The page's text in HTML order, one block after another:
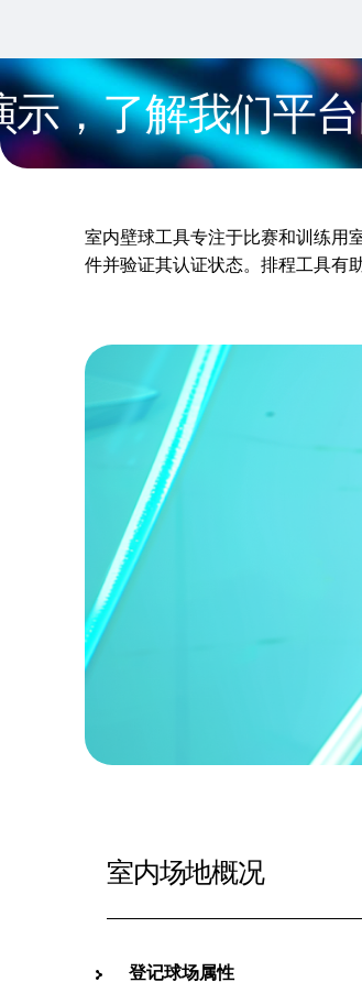
解我们平台的所
室内壁球工具专注于比赛和训练用
件并验证其认证状态。排程工具有
室内场地概况
登记球场属性